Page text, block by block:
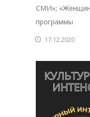
СМИ»;
программы
17.12.2020